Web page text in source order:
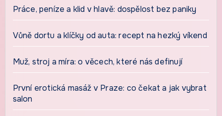
Práce, peníze a klid v hlavě: dospělost bez paniky
Vůně dortu a klíčky od auta: recept na hezký víkend
Muž, stroj a míra: o věcech, které nás definují
První erotická masáž v Praze: co čekat a jak vybrat
salon